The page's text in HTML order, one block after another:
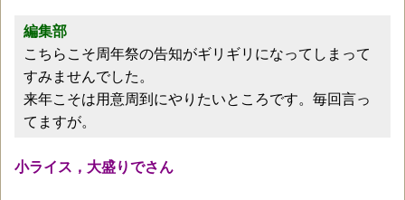
編集部
こちらこそ周年祭の告知がギリギリになってしまって
すみませんでした。
来年こそは用意周到にやりたいところです。毎回言っ
てますが。
小ライス，大盛りでさん